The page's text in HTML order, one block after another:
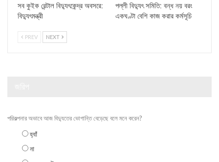
সব কুইক রেন্টাল বিদ্যুৎকেন্দ্র অবসরে:
বিদ্যুৎমন্ত্রী
পল্লী বিদ্যুৎ সমিতি: বন্ধ নয় বরং
একঘণ্টা বেশি কাজ করার কর্মসূচি
PREV NEXT
পরিকল্পনার অভাবে আজ বিদ্যুতের ভোগান্তি বেড়েছে বলে মনে করেন?
হ্যাঁ
না